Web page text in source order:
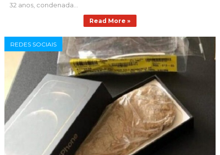
32 anos, condenada...
Read More »
REDES SOCIAIS